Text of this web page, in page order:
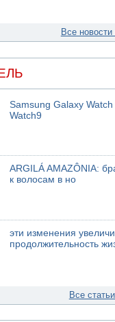
Все новости
Samsung Galaxy
Watch9
ARGILÁ AMAZÔNIA:
к волосам в но
эти изменения
продолжительность
Все